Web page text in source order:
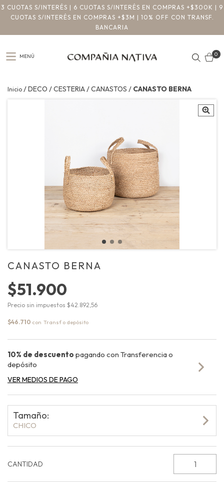
3 CUOTAS S/INTERÉS | 6 CUOTAS S/INTERÉS EN COMPRAS +$300K | 9
CUOTAS S/INTERÉS EN COMPRAS +$3M | 10% OFF CON TRANSF.
BANCARIA
MENÚ 0
Inicio /DECO /CESTERIA/CANASTOS / CANASTO BERNA
CANASTO BERNA
$51.900
Precio sin impuestos $42.892,56
$46.710 con
10% de descuento pagando con Transferencia o
depósito
VER MEDIOS DE PAGO
Tamaño:
CHICO
CANTIDAD